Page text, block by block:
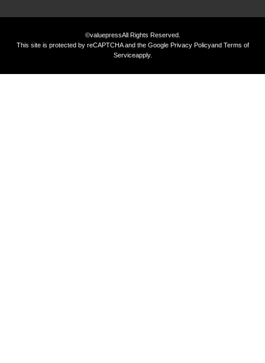
©valuepressAll Rights Reserved.
This site is protected by reCAPTCHA and the GooglePrivacy Policyand Terms of
Serviceapply.